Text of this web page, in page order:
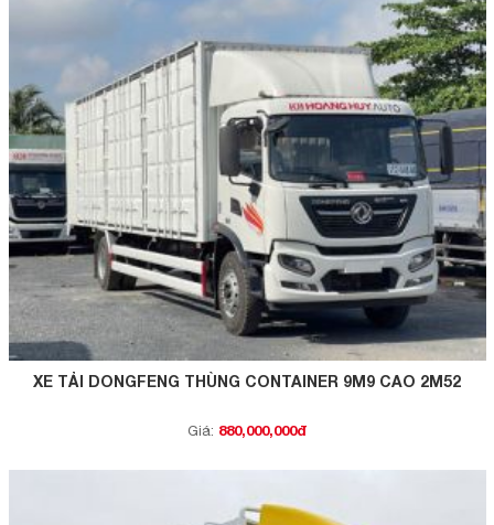
XE TẢI DONGFENG THÙNG CONTAINER 9M9 CAO 2M52
Giá: 880,000,000đ